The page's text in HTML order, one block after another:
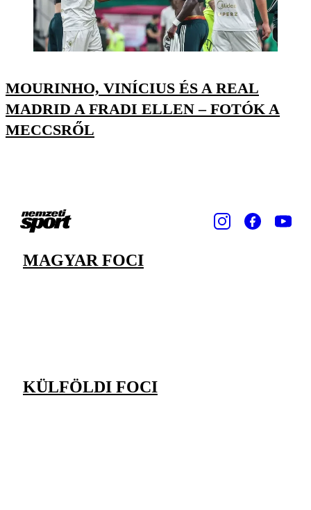
MOURINHO, VINÍCIUS ÉS A REAL
MADRID A FRADI ELLEN – FOTÓK A
MECCSRŐL
MAGYAR FOCI
KÜLFÖLDI FOCI